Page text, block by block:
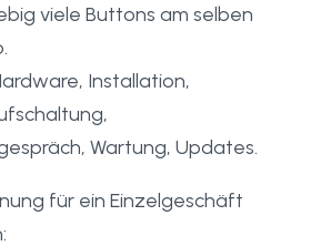
viele Buttons am selben
Installation,
Wartung, Updates.
für ein Einzelgeschäft